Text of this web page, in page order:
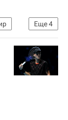
Еще4